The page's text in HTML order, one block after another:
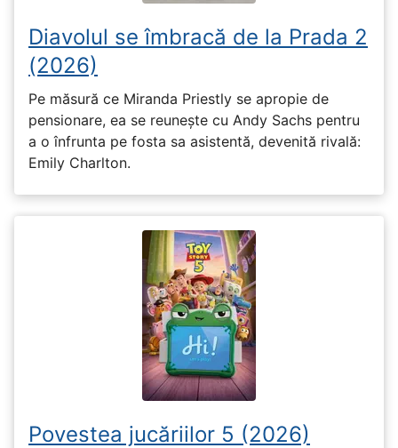
Diavolul se îmbracă de la Prada 2
(2026)
Pe măsură ce Miranda Priestly se apropie de
pensionare, ea se reunește cu Andy Sachs pentru
a o înfrunta pe fosta sa asistentă, devenită rivală:
Emily Charlton.
Povestea jucăriilor 5 (2026)